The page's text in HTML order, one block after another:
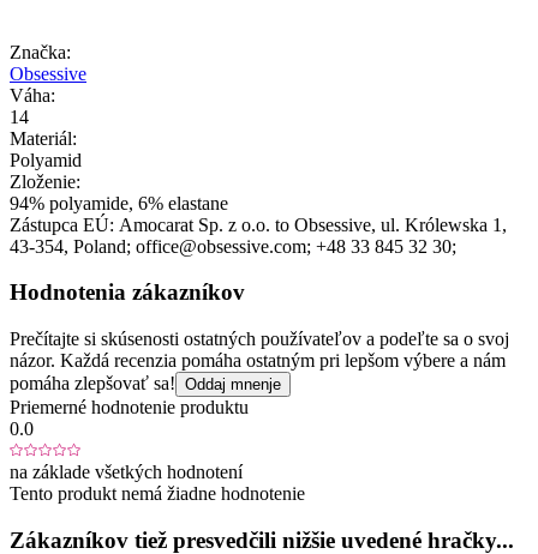
Značka:
Obsessive
Váha:
14
Materiál:
Polyamid
Zloženie:
94% polyamide, 6% elastane
Zástupca EÚ: Amocarat Sp. z o.o. to Obsessive, ul. Królewska 1 ,
43-354, Poland; office@obsessive.com; +48 33 845 32 30;
Hodnotenia zákazníkov
Prečítajte si skúsenosti ostatných používateľov a podeľte sa o svoj
názor. Každá recenzia pomáha ostatným pri lepšom výbere a nám
pomáha zlepšovať sa! Oddaj mnenje
Priemerné hodnotenie produktu
0.0
na základe všetkých hodnotení
Tento produkt nemá žiadne hodnotenie
Zákazníkov tiež presvedčili nižšie uvedené hračky...